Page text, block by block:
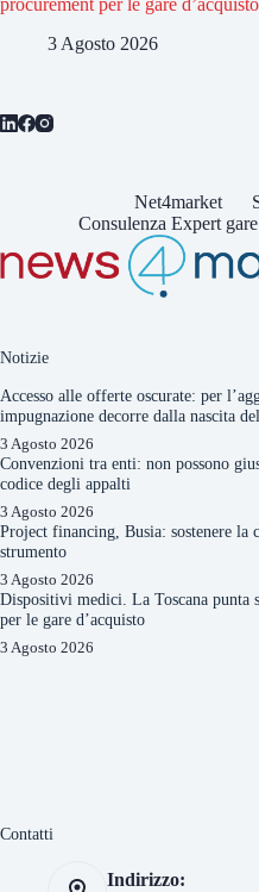
procurement per le gare d’acquisto
3 Agosto 2026
Net4market
Consulenza Expert gare
Notizie
Accesso alle offerte oscurate: per
impugnazione decorre dalla nascita
3 Agosto 2026
Convenzioni tra enti: non possono
codice degli appalti
3 Agosto 2026
Project financing, Busia: sostenere la
strumento
3 Agosto 2026
Dispositivi medici. La Toscana punta
per le gare d’acquisto
3 Agosto 2026
Contatti
Indirizzo: